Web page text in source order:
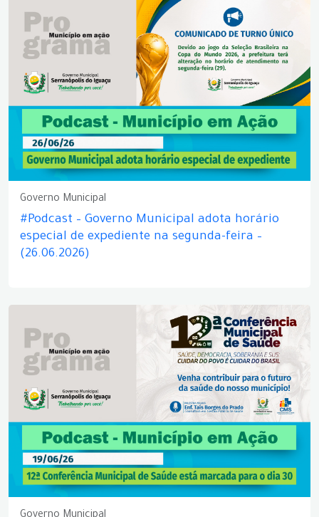
Governo Municipal
#Podcast – Governo Municipal adota horário
especial de expediente na segunda-feira –
(26.06.2026)